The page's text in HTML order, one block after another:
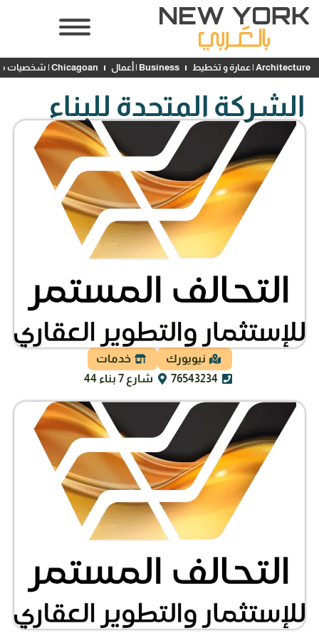
Architecture | عمارة و تخطيط Business | أعمال Chicagoan | شخصيات محلية
الشركة المتحدة للبناء
نيويورك
خدمات
76543234
شارع 7 بناء 44